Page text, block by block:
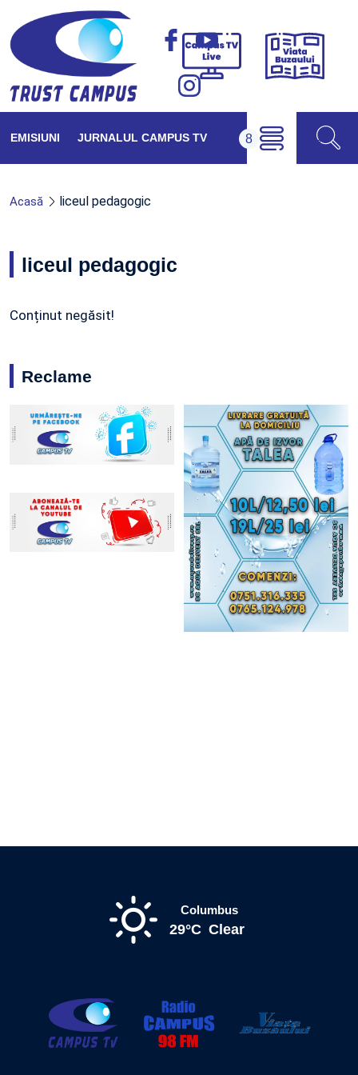
Campus
Viața
EMISIUNI JURNALUL CAMPUS TV
Acasă liceul pedagogic
liceul pedagogic
Conținut negăsit!
Reclame
Columbus
29°C Clear